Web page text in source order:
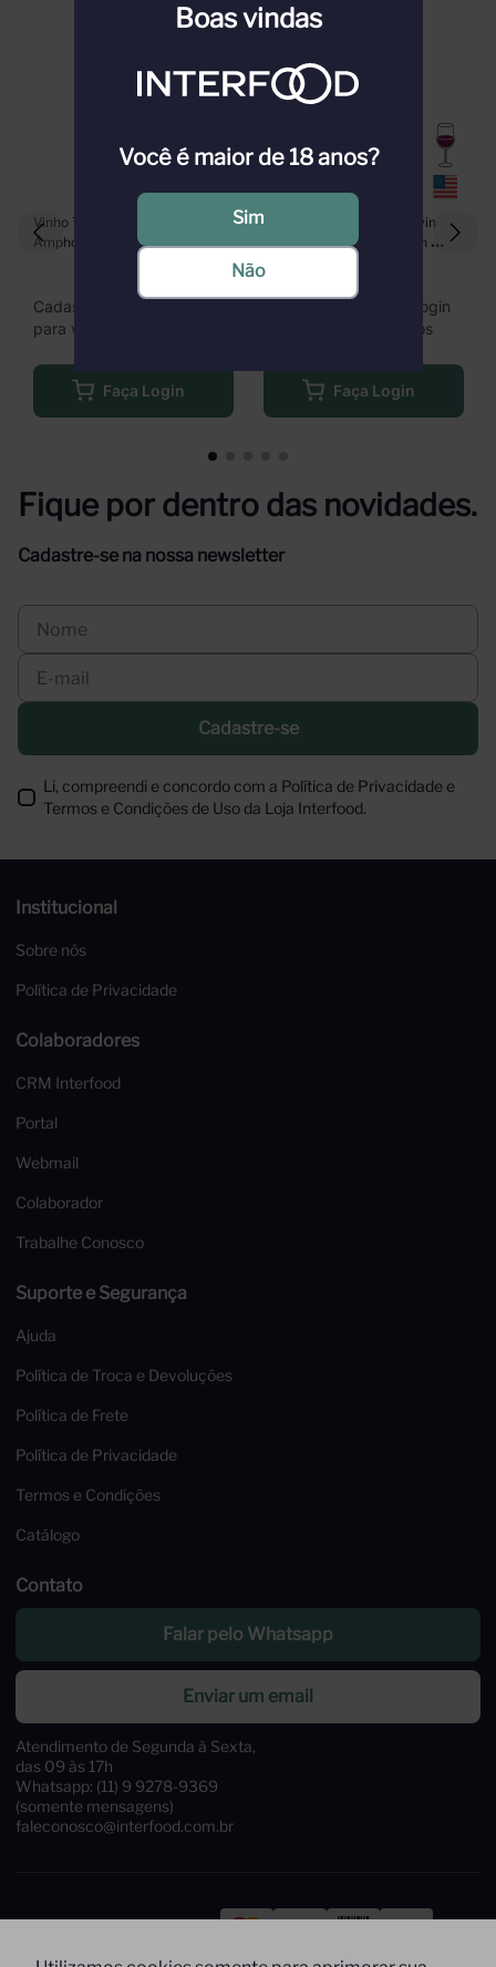
Vinho Tinto Bizarra Tannat
Amphora 750ml
Cadastre-se ou faça login
para ver nossos preços
Faça Login
Vinho Robert Mondavi Twin
Oaks Cabernet Sauvignon
Cadastre-se ou faça login
para ver nossos preços
Faça Login
Fique por dentro das novidades.
Cadastre-se na nossa newsletter
Cadastre-se
Li, compreendi e concordo com a Política de Privacidade e
Termos e Condições de Uso da Loja Interfood.
Institucional
Sobre nós
Política de Privacidade
Colaboradores
CRM Interfood
Portal
Webmail
Colaborador
Trabalhe Conosco
Suporte e Segurança
Ajuda
Política de Troca e Devoluções
Política de Frete
Política de Privacidade
Termos e Condições
Catálogo
Contato
Falar pelo Whatsapp
Enviar um email
Atendimento de Segunda à Sexta,
das 09 às 17h
Whatsapp: (11) 9 9278-9369
(somente mensagens)
faleconosco@interfood.com.br
Boas vindas
Você é maior de 18 anos?
Sim
Não